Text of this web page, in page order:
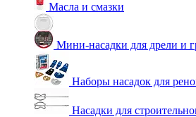
Масла и смазки
Мини-насадки для дрели и
Наборы насадок для
Насадки для